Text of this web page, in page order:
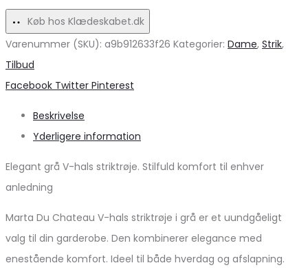
hverdag!
Køb hos Klædeskabet.dk
Varenummer (SKU): a9b912633f26 Kategorier: Dame, Strik,
Tilbud
Share
Facebook Twitter Pinterest
Beskrivelse
Yderligere information
Elegant grå V-hals striktrøje. Stilfuld komfort til enhver
anledning
Marta Du Chateau V-hals striktrøje i grå er et uundgåeligt
valg til din garderobe. Den kombinerer elegance med
enestående komfort. Ideel til både hverdag og afslapning.